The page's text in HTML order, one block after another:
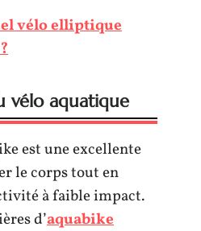
vélo elliptique
vélo aquatique
est une excellente
le corps tout en
à faible impact.
d’aquabike